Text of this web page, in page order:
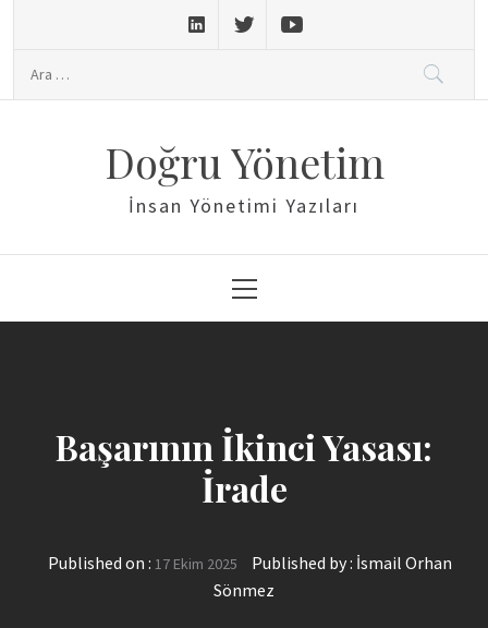
content
Doğru Yönetim
İnsan Yönetimi Yazıları
Menu
Başarının İkinci Yasası:
İrade
Published on : 17 Ekim 2025 Published by : İsmail Orhan
Sönmez